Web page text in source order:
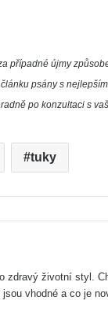
případné újmy
psány s
po konzultaci s
tuky
zdravý životní styl.
vhodné a co je